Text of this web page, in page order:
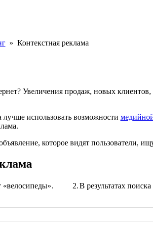
» Контекстная реклама
Увеличения продаж, новых
использовать возможности
которое видят пользователи,
«велосипеды». 2.В результатах